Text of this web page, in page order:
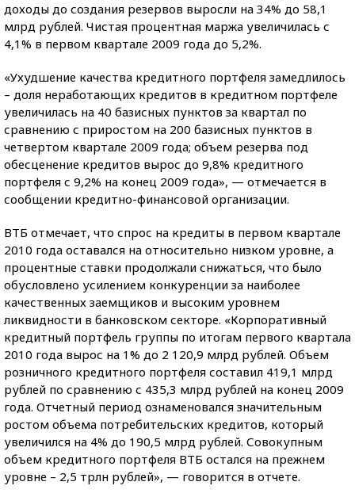
доходы до создания резервов выросли на 34% до 58,1
млрд рублей. Чистая процентная маржа увеличилась с
4,1% в первом квартале 2009 года до 5,2%.
«Ухудшение качества кредитного портфеля замедлилось
– доля неработающих кредитов в кредитном портфеле
увеличилась на 40 базисных пунктов за квартал по
сравнению с приростом на 200 базисных пунктов в
четвертом квартале 2009 года; объем резерва под
обесценение кредитов вырос до 9,8% кредитного
портфеля с 9,2% на конец 2009 года», — отмечается в
сообщении кредитно-финансовой организации.
ВТБ отмечает, что спрос на кредиты в первом квартале
2010 года оставался на относительно низком уровне, а
процентные ставки продолжали снижаться, что было
обусловлено усилением конкуренции за наиболее
качественных заемщиков и высоким уровнем
ликвидности в банковском секторе. «Корпоративный
кредитный портфель группы по итогам первого квартала
2010 года вырос на 1% до 2 120,9 млрд рублей. Объем
розничного кредитного портфеля составил 419,1 млрд
рублей по сравнению с 435,3 млрд рублей на конец 2009
года. Отчетный период ознаменовался значительным
ростом объема потребительских кредитов, который
увеличился на 4% до 190,5 млрд рублей. Совокупным
объем кредитного портфеля ВТБ остался на прежнем
уровне – 2,5 трлн рублей», — говорится в отчете.